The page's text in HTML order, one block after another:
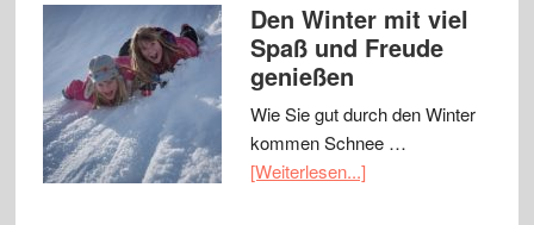
Den Winter mit viel
Spaß und Freude
genießen
Wie Sie gut durch den Winter
kommen Schnee …
[Weiterlesen...]